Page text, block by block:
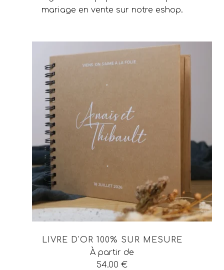
mariage en vente sur notre eshop.
LIVRE D'OR 100% SUR MESURE
À partir de
54.00 €